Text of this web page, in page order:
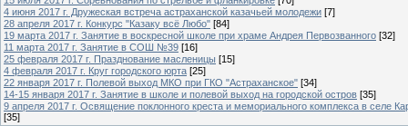
4 июня 2017 г. Дружеская встреча астраханской казачьей молодежи [7]
28 апреля 2017 г. Конкурс "Казаку всё Любо" [84]
19 марта 2017 г. Занятие в воскресной школе при храме Андрея Первозванного [32]
11 марта 2017 г. Занятие в СОШ №39 [16]
25 февраля 2017 г. Празднование масленицы [15]
4 февраля 2017 г. Круг городского юрта [25]
22 января 2017 г. Полевой выход МКО при ГКО "Астраханское" [34]
14-15 января 2017 г. Занятие в школе и полевой выход на городской остров [35]
9 апреля 2017 г. Освящение поклонного креста и мемориального комплекса в селе
[35]